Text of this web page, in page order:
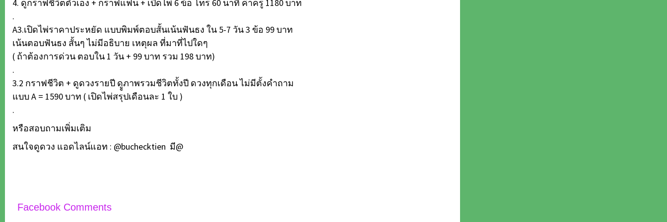
4. ดูกราฟชีวิตตัวเอง + กราฟแฟน + เปิดไพ่ 6 ข้อ โทร 60 นาที ค่าครู 1180 บาท
.
A3.เปิดไพ่ราคาประหยัด แบบพิมพ์ตอบสั้นเน้นฟันธง ใน 5-7 วัน 3 ข้อ 99 บาท
เน้นตอบฟันธง สั้นๆ ไม่มีอธิบาย เหตุผล ที่มาที่ไปใดๆ
( ถ้าต้องการด่วน ตอบใน 1 วัน + 99 บาท รวม 198 บาท)
.
3.2 กราฟชีวิต + ดูดวงรายปี ดููภาพรวมชีวิตทั้งปี ดวงทุกเดือน ไม่มีตั้งคำถาม
แบบ A = 1590 บาท ( เปิดไพ่สรุปเดือนละ 1 ใบ )
.
หรือสอบถามเพิ่มเติม
สนใจดูดวง แอดไลน์แอท : @buchecktien มี@
Facebook Comments